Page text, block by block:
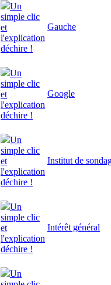
Un
simple clic
et
l'explication
déchire !
Gauche
Un
simple clic
et
l'explication
déchire !
Google
Un
simple clic
et
l'explication
déchire !
Institut de
Un
simple clic
et
l'explication
déchire !
Intérêt général
Un